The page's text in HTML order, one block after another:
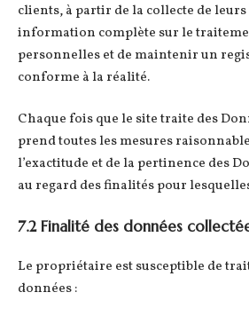
clients, à partir de la collecte de
information complète sur le
personnelles et de maintenir un
conforme à la réalité.
Chaque fois que le site traite des
prend toutes les mesures
l’exactitude et de la pertinence des
au regard des finalités pour
7.2 Finalité des données
Le propriétaire est susceptible de
données :